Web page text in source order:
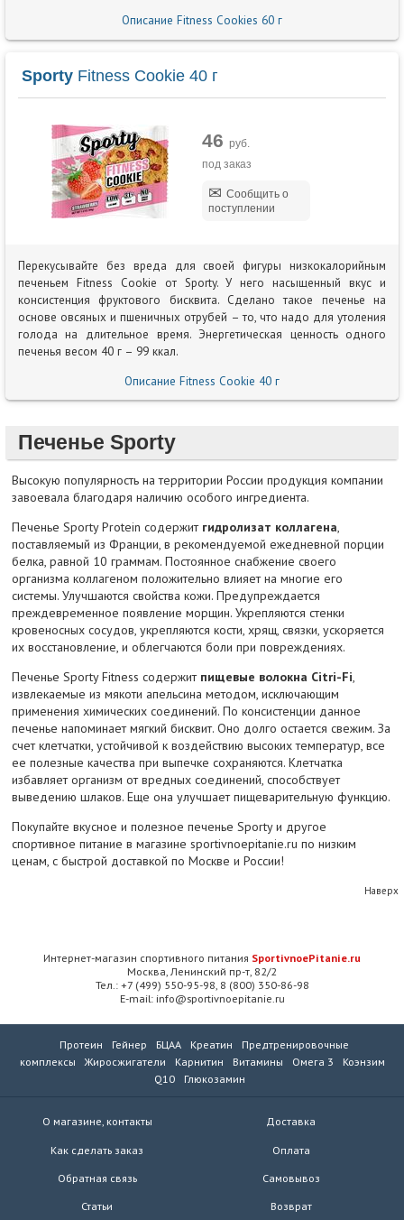
Описание Fitness Cookies 60 г
SportyFitness Cookie 40 г
46 руб.
под заказ
Сообщить о
поступлении
Перекусывайте без вреда для своей фигуры низкокалорийным
печеньем Fitness Cookie от Sporty. У него насыщенный вкус и
консистенция фруктового бисквита. Сделано такое печенье на
основе овсяных и пшеничных отрубей – то, что надо для утоления
голода на длительное время. Энергетическая ценность одного
печенья весом 40 г – 99 ккал.
Описание Fitness Cookie 40 г
Печенье Sporty
Высокую популярность на территории России продукция компании
завоевала благодаря наличию особого ингредиента.
Печенье Sporty Protein содержит гидролизат коллагена,
поставляемый из Франции, в рекомендуемой ежедневной порции
белка, равной 10 граммам. Постоянное снабжение своего
организма коллагеном положительно влияет на многие его
системы. Улучшаются свойства кожи. Предупреждается
преждевременное появление морщин. Укрепляются стенки
кровеносных сосудов, укрепляются кости, хрящ, связки, ускоряется
их восстановление, и облегчаются боли при повреждениях.
Печенье Sporty Fitness содержит пищевые волокна Citri-Fi,
извлекаемые из мякоти апельсина методом, исключающим
применения химических соединений. По консистенции данное
печенье напоминает мягкий бисквит. Оно долго остается свежим. За
счет клетчатки, устойчивой к воздействию высоких температур, все
ее полезные качества при выпечке сохраняются. Клетчатка
избавляет организм от вредных соединений, способствует
выведению шлаков. Еще она улучшает пищеварительную функцию.
Покупайте вкусное и полезное печенье Sporty и другое
спортивное питание в магазине sportivnoepitanie.ru по низким
ценам, с быстрой доставкой по Москве и России!
Наверх
Интернет-магазин спортивного питания SportivnoePitanie.ru
Москва, Ленинский пр-т, 82/2
Тел.: +7 (499) 550-95-98, 8 (800) 350-86-98
E-mail: info@sportivnoepitanie.ru
Протеин Гейнер БЦАА Креатин
Предтренировочные
комплексы
Жиросжигатели Карнитин Витамины Омега 3
Коэнзим
Q10
Глюкозамин
О магазине, контакты
Как сделать заказ
Обратная связь
Статьи
Доставка
Оплата
Самовывоз
Возврат